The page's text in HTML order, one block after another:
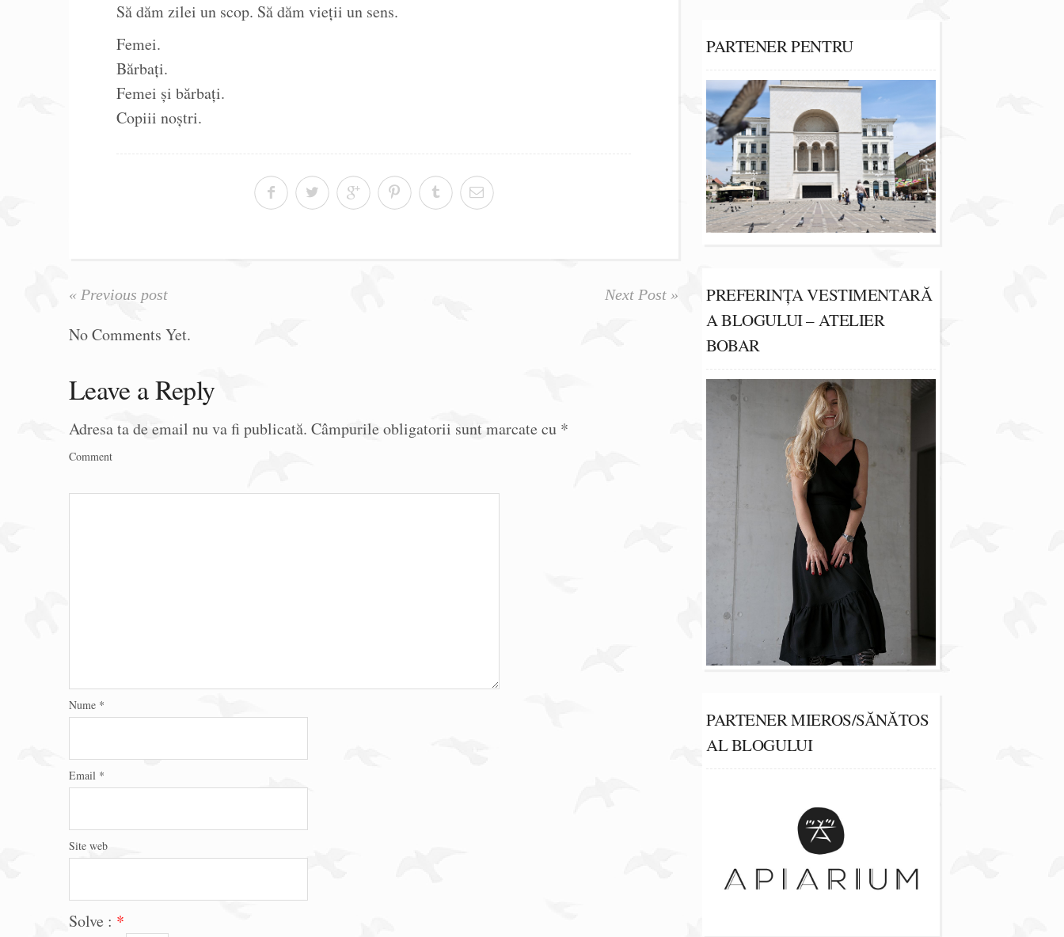
Să dăm zilei un scop. Să dăm vieții un sens.
Femei.
Bărbați.
Femei și bărbați.
Copiii noștri.
« Previous post Next Post »
No Comments Yet.
Leave a Reply
Adresa ta de email nu va fi publicată. Câmpurile obligatorii sunt marcate cu *
Comment
Nume *
Email *
Site web
Solve : *
PARTENER PENTRU
PREFERINȚA VESTIMENTARĂ
A BLOGULUI – ATELIER
BOBAR
PARTENER MIEROS/SĂNĂTOS
AL BLOGULUI